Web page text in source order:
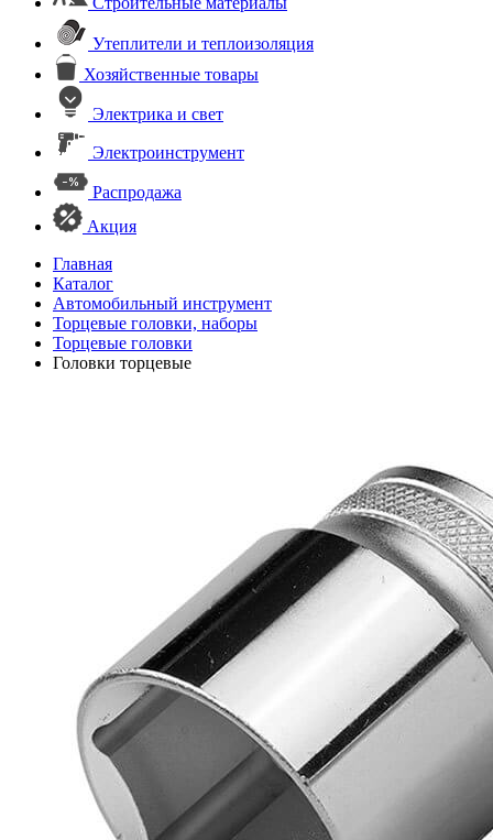
Утеплители и теплоизоляция
Хозяйственные товары
Электрика и свет
Электроинструмент
Распродажа
Акция
Главная
Каталог
Автомобильный инструмент
Торцевые головки, наборы
Торцевые головки
Головки торцевые